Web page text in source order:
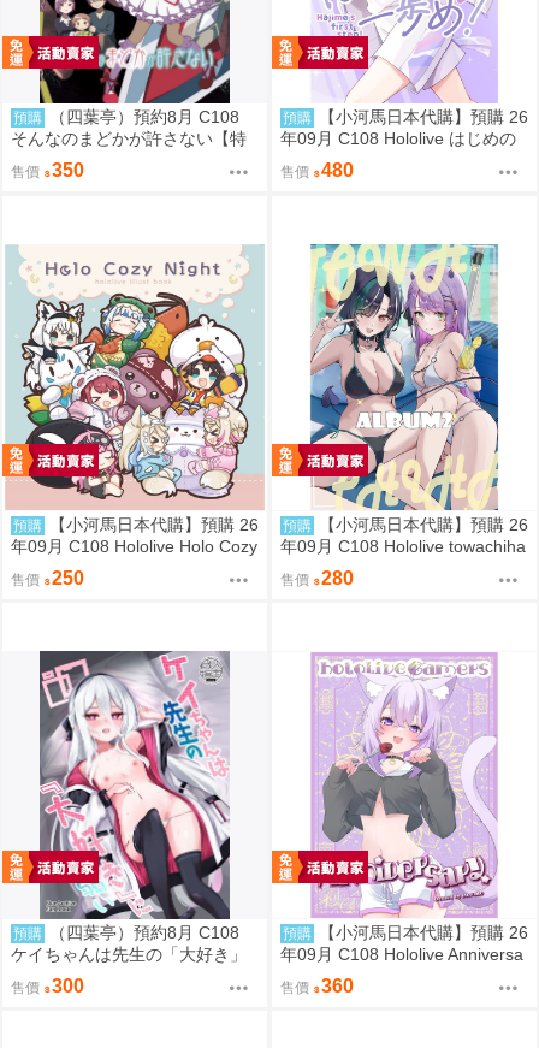
預購
（四葉亭）預約8月 C108
そんなのまどかが許さない【特
典付】 ゲッチュんち
售價 350
預購
【小河馬日本代購】預購 26
年09月 C108 Hololive はじめの
一歩め! 繪師:阿古わざき
售價 480
預購
【小河馬日本代購】預購 26
年09月 C108 Hololive Holo Cozy
Night 繪師:さめあんこ
售價 250
預購
【小河馬日本代購】預購 26
年09月 C108 Hololive towachiha
album2 繪師:柊シン
售價 280
預購
（四葉亭）預約8月 C108
ケイちゃんは先生の「大好き」
に弱い morito
售價 300
預購
【小河馬日本代購】預購 26
年09月 C108 Hololive Anniversa
ry 繪師:etomato
售價 360